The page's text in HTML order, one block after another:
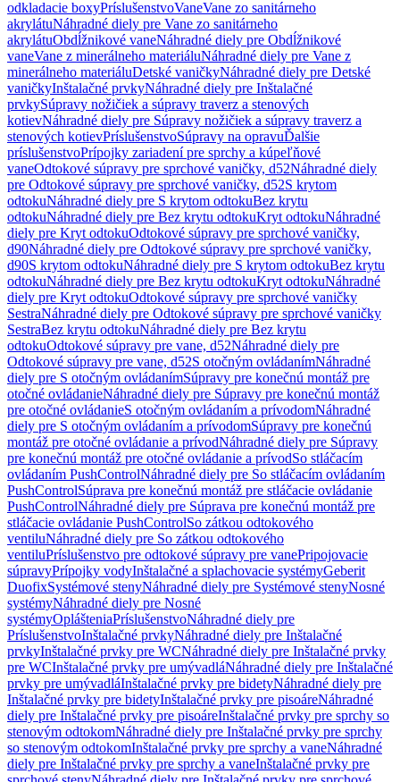
odkladacie boxyPríslušenstvoVaneVane zo sanitárneho
akrylátuNáhradné diely pre Vane zo sanitárneho
akrylátuObdĺžnikové vaneNáhradné diely pre Obdĺžnikové
vaneVane z minerálneho materiáluNáhradné diely pre Vane z
minerálneho materiáluDetské vaničkyNáhradné diely pre Detské
vaničkyInštalačné prvkyNáhradné diely pre Inštalačné
prvkySúpravy nožičiek a súpravy traverz a stenových
kotievNáhradné diely pre Súpravy nožičiek a súpravy traverz a
stenových kotievPríslušenstvoSúpravy na opravuĎalšie
príslušenstvoPrípojky zariadení pre sprchy a kúpeľňové
vaneOdtokové súpravy pre sprchové vaničky, d52Náhradné diely
pre Odtokové súpravy pre sprchové vaničky, d52S krytom
odtokuNáhradné diely pre S krytom odtokuBez krytu
odtokuNáhradné diely pre Bez krytu odtokuKryt odtokuNáhradné
diely pre Kryt odtokuOdtokové súpravy pre sprchové vaničky,
d90Náhradné diely pre Odtokové súpravy pre sprchové vaničky,
d90S krytom odtokuNáhradné diely pre S krytom odtokuBez krytu
odtokuNáhradné diely pre Bez krytu odtokuKryt odtokuNáhradné
diely pre Kryt odtokuOdtokové súpravy pre sprchové vaničky
SestraNáhradné diely pre Odtokové súpravy pre sprchové vaničky
SestraBez krytu odtokuNáhradné diely pre Bez krytu
odtokuOdtokové súpravy pre vane, d52Náhradné diely pre
Odtokové súpravy pre vane, d52S otočným ovládanímNáhradné
diely pre S otočným ovládanímSúpravy pre konečnú montáž pre
otočné ovládanieNáhradné diely pre Súpravy pre konečnú montáž
pre otočné ovládanieS otočným ovládaním a prívodomNáhradné
diely pre S otočným ovládaním a prívodomSúpravy pre konečnú
montáž pre otočné ovládanie a prívodNáhradné diely pre Súpravy
pre konečnú montáž pre otočné ovládanie a prívodSo stláčacím
ovládaním PushControlNáhradné diely pre So stláčacím ovládaním
PushControlSúprava pre konečnú montáž pre stláčacie ovládanie
PushControlNáhradné diely pre Súprava pre konečnú montáž pre
stláčacie ovládanie PushControlSo zátkou odtokového
ventiluNáhradné diely pre So zátkou odtokového
ventiluPríslušenstvo pre odtokové súpravy pre vanePripojovacie
súpravyPrípojky vodyInštalačné a splachovacie systémyGeberit
DuofixSystémové stenyNáhradné diely pre Systémové stenyNosné
systémyNáhradné diely pre Nosné
systémyOplášteniaPríslušenstvoNáhradné diely pre
PríslušenstvoInštalačné prvkyNáhradné diely pre Inštalačné
prvkyInštalačné prvky pre WCNáhradné diely pre Inštalačné prvky
pre WCInštalačné prvky pre umývadláNáhradné diely pre Inštalačné
prvky pre umývadláInštalačné prvky pre bidetyNáhradné diely pre
Inštalačné prvky pre bidetyInštalačné prvky pre pisoáreNáhradné
diely pre Inštalačné prvky pre pisoáreInštalačné prvky pre sprchy so
stenovým odtokomNáhradné diely pre Inštalačné prvky pre sprchy
so stenovým odtokomInštalačné prvky pre sprchy a vaneNáhradné
diely pre Inštalačné prvky pre sprchy a vaneInštalačné prvky pre